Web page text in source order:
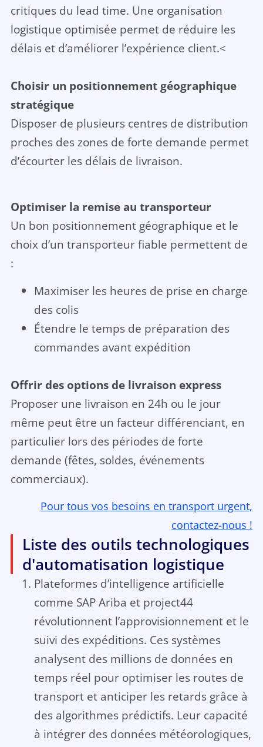
critiques du lead time. Une organisation
logistique optimisée permet de réduire les
délais et d’améliorer l’expérience client.<
Choisir un positionnement géographique
stratégique
Disposer de plusieurs centres de distribution
proches des zones de forte demande permet
d’écourter les délais de livraison.
Optimiser la remise au transporteur
Un bon positionnement géographique et le
choix d’un transporteur fiable permettent de
:
Maximiser les heures de prise en charge
des colis
Étendre le temps de préparation des
commandes avant expédition
Offrir des options de livraison express
Proposer une livraison en 24h ou le jour
même peut être un facteur différenciant, en
particulier lors des périodes de forte
demande (fêtes, soldes, événements
commerciaux).
Pour tous vos besoins en transport urgent,
contactez-nous !
Liste des outils technologiques
d'automatisation logistique
Plateformes d’intelligence artificielle
comme SAP Ariba et project44
révolutionnent l’approvisionnement et le
suivi des expéditions. Ces systèmes
analysent des millions de données en
temps réel pour optimiser les routes de
transport et anticiper les retards grâce à
des algorithmes prédictifs. Leur capacité
à intégrer des données météorologiques,